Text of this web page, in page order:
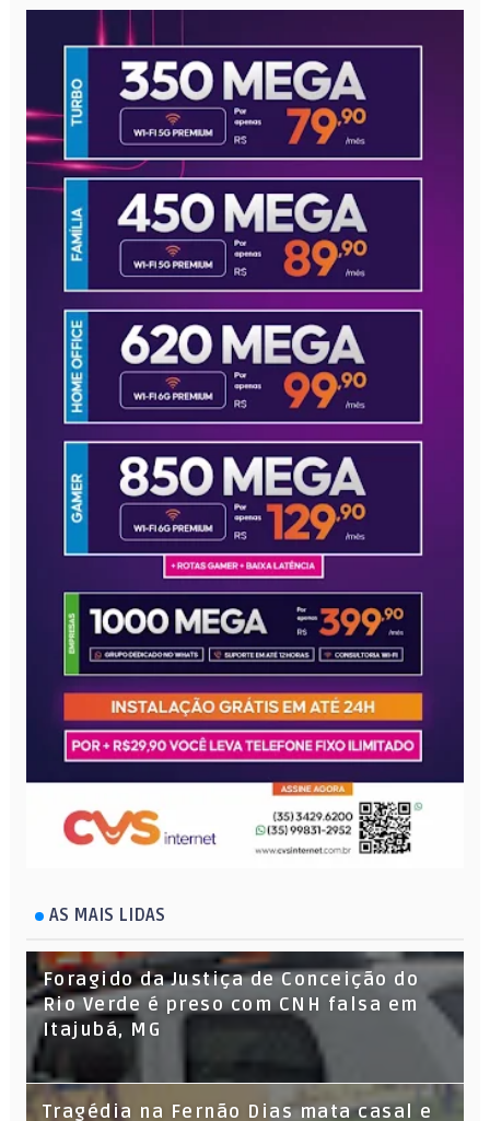
AS MAIS LIDAS
Foragido da Justiça de Conceição do
Rio Verde é preso com CNH falsa em
Itajubá, MG
Tragédia na Fernão Dias mata casal e